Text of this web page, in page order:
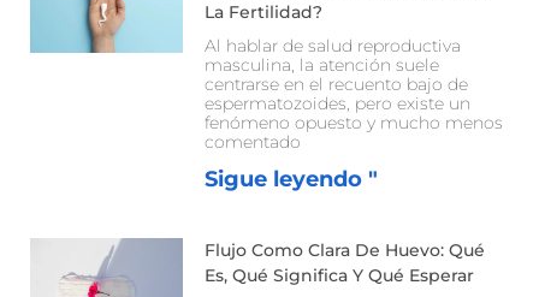
La Fertilidad?
Al hablar de salud reproductiva
masculina, la atención suele
centrarse en el recuento bajo de
espermatozoides, pero existe un
fenómeno opuesto y mucho menos
comentado
Sigue leyendo "
Flujo Como Clara De Huevo: Qué
Es, Qué Significa Y Qué Esperar